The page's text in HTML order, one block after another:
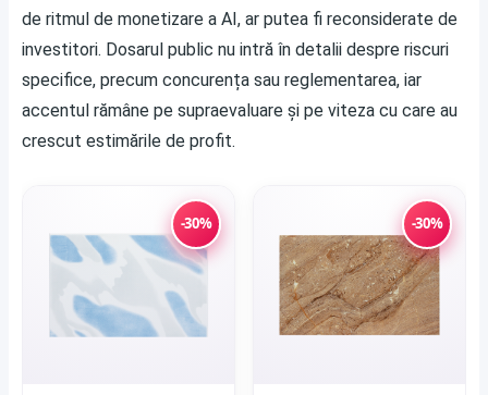
de ritmul de monetizare a AI, ar putea fi reconsiderate de
investitori. Dosarul public nu intră în detalii despre riscuri
specifice, precum concurența sau reglementarea, iar
accentul rămâne pe supraevaluare și pe viteza cu care au
crescut estimările de profit.
-30% -30%